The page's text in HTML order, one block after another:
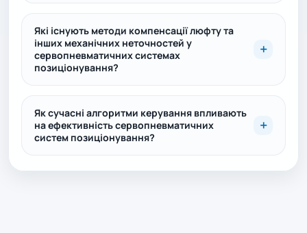
Які існують методи компенсації люфту та
інших механічних неточностей у
сервопневматичних системах
позиціонування?
Як сучасні алгоритми керування впливають
на ефективність сервопневматичних
систем позиціонування?